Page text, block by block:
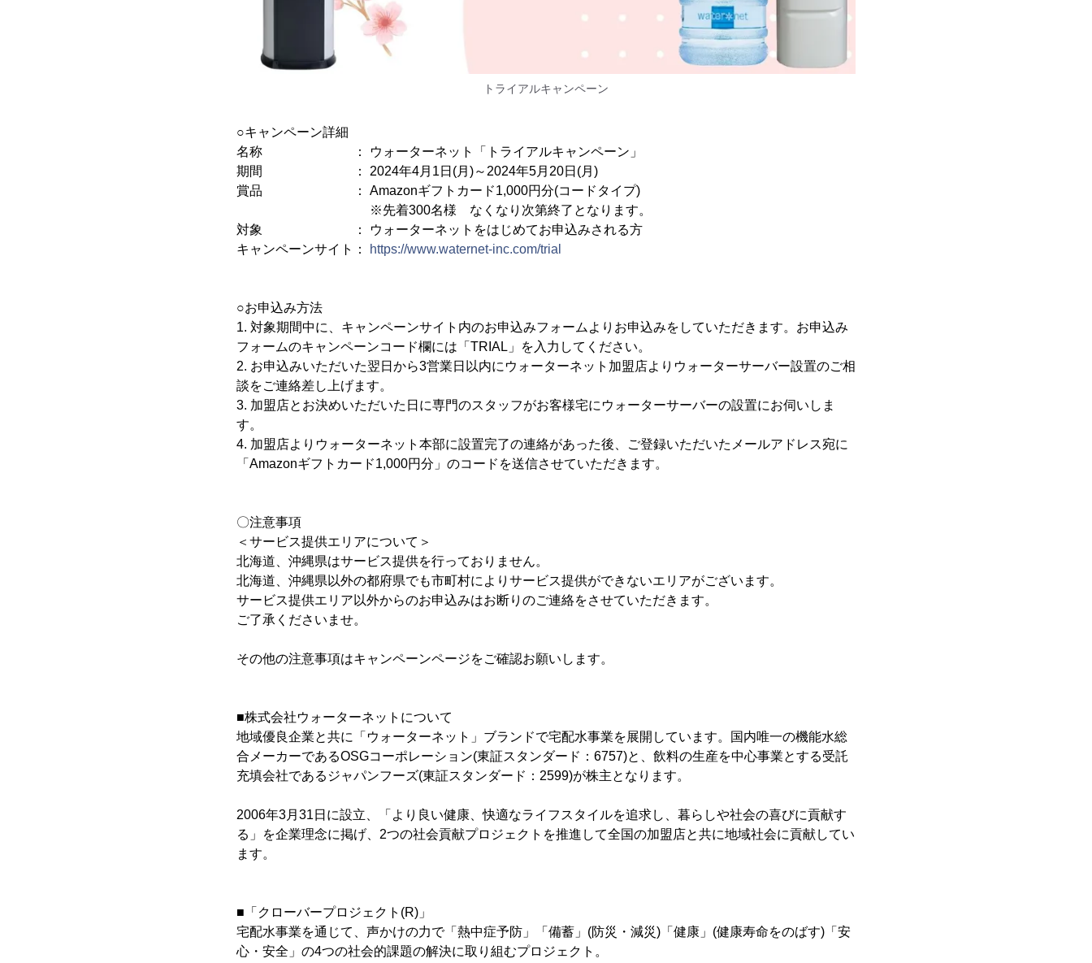
トライアルキャンペーン
○キャンペーン詳細
名称 ： ウォーターネット「トライアルキャンペーン」
期間 ： 2024年4月1日(月)～2024年5月20日(月)
賞品 ： Amazonギフトカード1,000円分(コードタイプ)
※先着300名様 なくなり次第終了となります。
対象 ： ウォーターネットをはじめてお申込みされる方
キャンペーンサイト：
https://www.waternet-inc.com/trial
○お申込み方法
1. 対象期間中に、キャンペーンサイト内のお申込みフォームよりお申込みをしていただきます。お申込み
フォームのキャンペーンコード欄には「TRIAL」を入力してください。
2. お申込みいただいた翌日から3営業日以内にウォーターネット加盟店よりウォーターサーバー設置のご相
談をご連絡差し上げます。
3. 加盟店とお決めいただいた日に専門のスタッフがお客様宅にウォーターサーバーの設置にお伺いしま
す。
4. 加盟店よりウォーターネット本部に設置完了の連絡があった後、ご登録いただいたメールアドレス宛に
「Amazonギフトカード1,000円分」のコードを送信させていただきます。
〇注意事項
＜サービス提供エリアについて＞
北海道、沖縄県はサービス提供を行っておりません。
北海道、沖縄県以外の都府県でも市町村によりサービス提供ができないエリアがございます。
サービス提供エリア以外からのお申込みはお断りのご連絡をさせていただきます。
ご了承くださいませ。
その他の注意事項はキャンペーンページをご確認お願いします。
■株式会社ウォーターネットについて
地域優良企業と共に「ウォーターネット」ブランドで宅配水事業を展開しています。国内唯一の機能水総
合メーカーであるOSGコーポレーション(東証スタンダード：6757)と、飲料の生産を中心事業とする受託
充填会社であるジャパンフーズ(東証スタンダード：2599)が株主となります。
2006年3月31日に設立、「より良い健康、快適なライフスタイルを追求し、暮らしや社会の喜びに貢献す
る」を企業理念に掲げ、2つの社会貢献プロジェクトを推進して全国の加盟店と共に地域社会に貢献してい
ます。
■「クローバープロジェクト(R)」
宅配水事業を通じて、声かけの力で「熱中症予防」「備蓄」(防災・減災)「健康」(健康寿命をのばす)「安
心・安全」の4つの社会的課題の解決に取り組むプロジェクト。